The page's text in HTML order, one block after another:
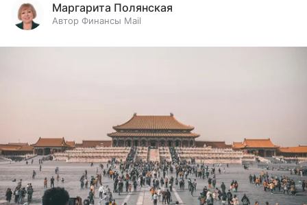
Маргарита Полянская
Автор Финансы Mail